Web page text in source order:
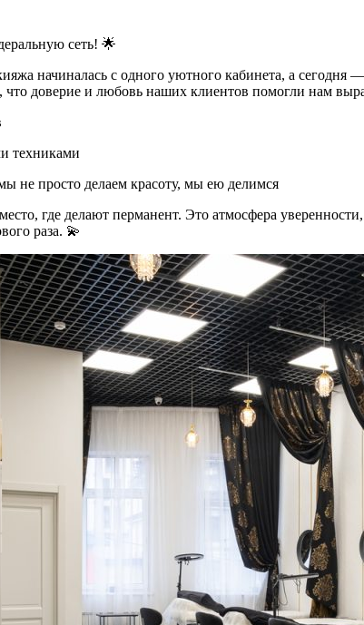
сеть! 🌟
начиналась с одного уютного кабинета, а
доверие и любовь наших клиентов помогли нам
техниками
не просто делаем красоту, мы ею делимся
где делают перманент. Это атмосфера
раза. 💫